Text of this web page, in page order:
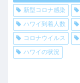
新型コロナ感染
ハワイ到着人数
コロナウイルス
ハワイの状況